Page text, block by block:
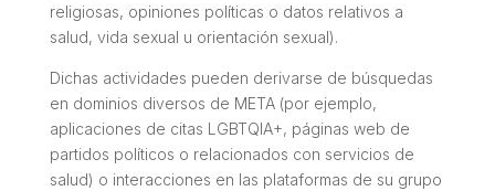
religiosas, opiniones políticas o datos relativos a
salud, vida sexual u orientación sexual).
Dichas actividades pueden derivarse de búsquedas
en dominios diversos de META (por ejemplo,
aplicaciones de citas LGBTQIA+, páginas web de
partidos políticos o relacionados con servicios de
salud) o interacciones en las plataformas de su grupo